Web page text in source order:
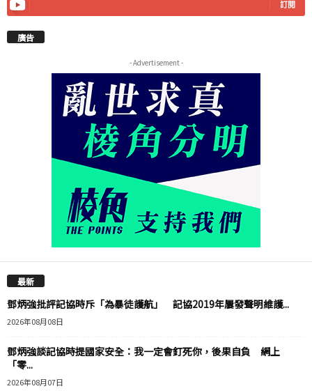
訂閱
廣告
- Advertisement -
最新
鄧炳強批評記協時斥「為暴徒護航」 記協2019年屢發聲明維護...
2026年08月08日
鄧炳強談記協時提國家安全：我一定會釘死你，後果自負 網上
「零...
2026年08月07日